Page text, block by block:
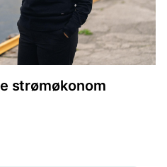
strømøkonom